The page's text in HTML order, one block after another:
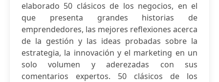
elaborado 50 clásicos de los negocios, en el
que presenta grandes historias de
emprendedores, las mejores reflexiones acerca
de la gestión y las ideas probadas sobre la
estrategia, la innovación y el marketing en un
solo volumen y aderezadas con sus
comentarios expertos. 50 clásicos de los